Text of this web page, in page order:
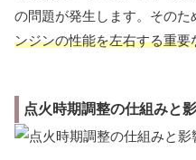
の問題が発生します。そのた
ンジンの性能を左右する重要
点火時期調整の仕組みと